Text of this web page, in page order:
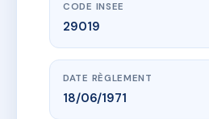
CODE INSEE
29019
DATE RÈGLEMENT
18/06/1971